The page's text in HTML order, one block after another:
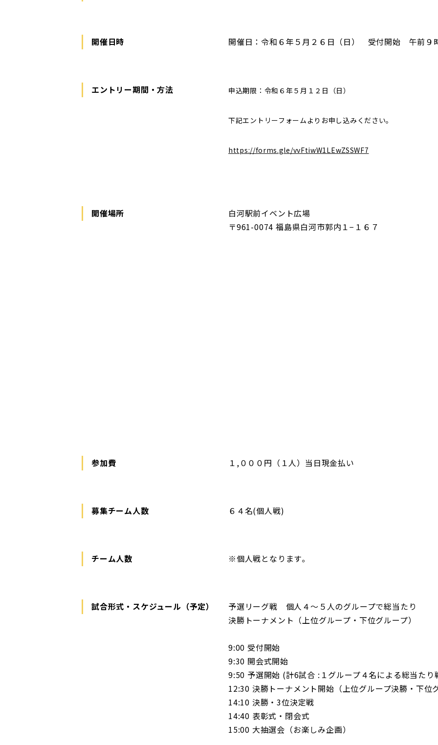
開催日時 開催日：令和６年５月２６日（日） 受付開始 午前９
エントリー期間・方法 申込期限：令和６年５月１２日（日）
下記エントリーフォームよりお申し込みください。
https://forms.gle/vvFtiwW1LEwZSSWF7
開催場所
白河駅前イベント広場
〒961-0074 福島県白河市郭内１−１６７
=1t:2428&ictx=111
参加費 １,０００円（１人）当日現金払い
募集チーム人数 ６４名(個人戦)
チーム人数 ※個人戦となります｡
試合形式・スケジュール（予定）
予選リーグ戦 個人４〜５人のグループで総当たり
決勝トーナメント（上位グループ・下位グループ）
9:00 受付開始
9:30 開会式開始
9:50 予選開始 (計6試合 :１グループ４名による総当たり
12:30 決勝トーナメント開始（上位グループ決勝・下位
14:10 決勝・3位決定戦
14:40 表彰式・閉会式
15:00 大抽選会（お楽しみ企画）